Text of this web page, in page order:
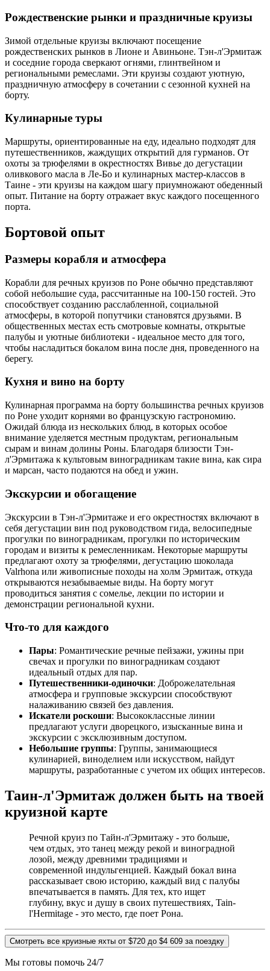
Рождественские рынки и праздничные круизы
Зимой отдельные круизы включают посещение
рождественских рынков в Лионе и Авиньоне. Тэн-л'Эрмитаж
и соседние города сверкают огнями, глинтвейном и
региональными ремеслами. Эти круизы создают уютную,
праздничную атмосферу в сочетании с сезонной кухней на
борту.
Кулинарные туры
Маршруты, ориентированные на еду, идеально подходят для
путешественников, жаждущих открытий для гурманов. От
охоты за трюфелями в окрестностях Вивье до дегустации
оливкового масла в Ле-Бо и кулинарных мастер-классов в
Таине - эти круизы на каждом шагу приумножают обеденный
опыт. Питание на борту отражает вкус каждого посещенного
порта.
Бортовой опыт
Размеры корабля и атмосфера
Корабли для речных круизов по Роне обычно представляют
собой небольшие суда, рассчитанные на 100-150 гостей. Это
способствует созданию расслабленной, социальной
атмосферы, в которой попутчики становятся друзьями. В
общественных местах есть смотровые комнаты, открытые
палубы и уютные библиотеки - идеальное место для того,
чтобы насладиться бокалом вина после дня, проведенного на
берегу.
Кухня и вино на борту
Кулинарная программа на борту большинства речных круизов
по Роне уходит корнями во французскую гастрономию.
Ожидай блюда из нескольких блюд, в которых особое
внимание уделяется местным продуктам, региональным
сырам и винам долины Роны. Благодаря близости Тэн-
л'Эрмитажа к культовым виноградникам такие вина, как сира
и марсан, часто подаются на обед и ужин.
Экскурсии и обогащение
Экскурсии в Тэн-л'Эрмитаже и его окрестностях включают в
себя дегустации вин под руководством гида, велосипедные
прогулки по виноградникам, прогулки по историческим
городам и визиты к ремесленникам. Некоторые маршруты
предлагают охоту за трюфелями, дегустацию шоколада
Valrhona или живописные походы на холм Эрмитаж, откуда
открываются незабываемые виды. На борту могут
проводиться занятия с сомелье, лекции по истории и
демонстрации региональной кухни.
Что-то для каждого
Пары: Романтические речные пейзажи, ужины при
свечах и прогулки по виноградникам создают
идеальный отдых для пар.
Путешественники-одиночки: Доброжелательная
атмосфера и групповые экскурсии способствуют
налаживанию связей без давления.
Искатели роскоши: Высококлассные линии
предлагают услуги дворецкого, изысканные вина и
экскурсии с эксклюзивным доступом.
Небольшие группы: Группы, занимающиеся
кулинарией, виноделием или искусством, найдут
маршруты, разработанные с учетом их общих интересов.
Таин-л'Эрмитаж должен быть на твоей
круизной карте
Речной круиз по Тайн-л'Эрмитажу - это больше,
чем отдых, это танец между рекой и виноградной
лозой, между древними традициями и
современной индульгенцией. Каждый бокал вина
рассказывает свою историю, каждый вид с палубы
впечатывается в память. Для тех, кто ищет
глубину, вкус и душу в своих путешествиях, Tain-
l'Hermitage - это место, где поет Рона.
Смотреть все круизные яхты от $720 до $4 609 за поездку
Мы готовы помочь 24/7